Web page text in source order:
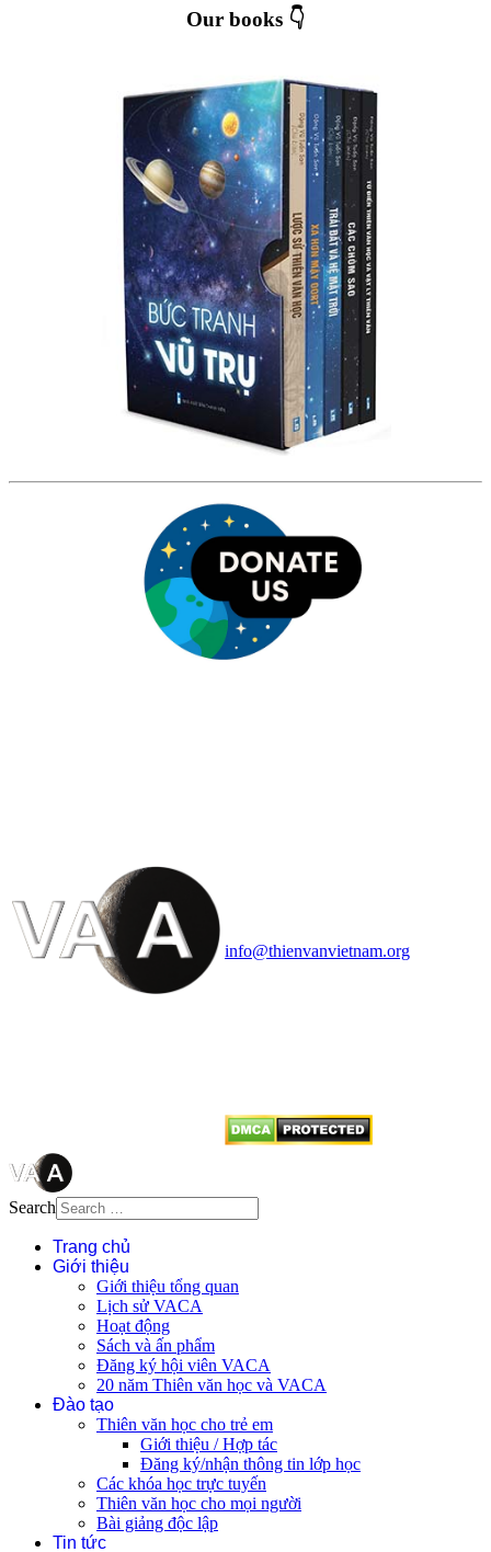
Our books 👇
info@thienvanvietnam.org
Search
Trang chủ
Giới thiệu
Giới thiệu tổng quan
Lịch sử VACA
Hoạt động
Sách và ấn phẩm
Đăng ký hội viên VACA
20 năm Thiên văn học và VACA
Đào tạo
Thiên văn học cho trẻ em
Giới thiệu / Hợp tác
Đăng ký/nhận thông tin lớp học
Các khóa học trực tuyến
Thiên văn học cho mọi người
Bài giảng độc lập
Tin tức